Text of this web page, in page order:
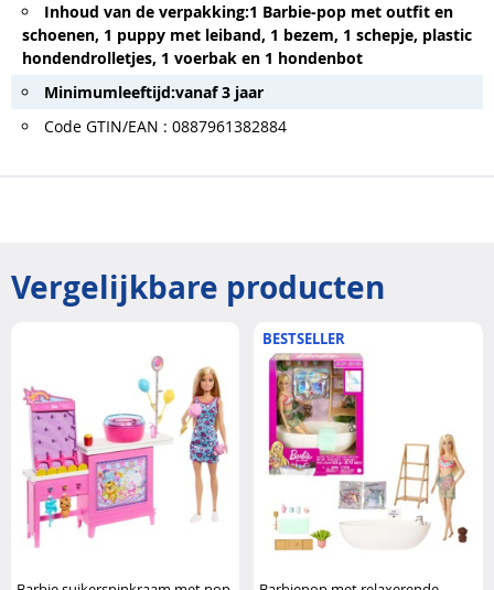
Inhoud van de verpakking:1 Barbie-pop met outfit en
schoenen, 1 puppy met leiband, 1 bezem, 1 schepje, plastic
hondendrolletjes, 1 voerbak en 1 hondenbot
Minimumleeftijd:vanaf 3 jaar
Code GTIN/EAN : 0887961382884
Vergelijkbare producten
BESTSELLER